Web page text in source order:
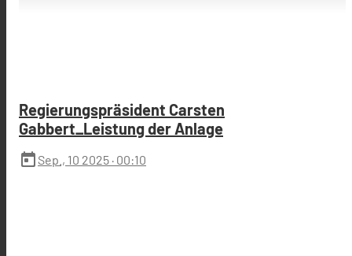
Regierungspräsident Carsten
Gabbert_Leistung der Anlage
today Sep., 10 2025 · 00:10